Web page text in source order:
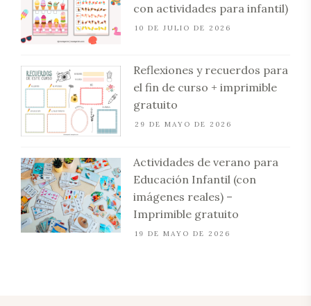
con actividades para infantil)
10 DE JULIO DE 2026
Reflexiones y recuerdos para
el fin de curso + imprimible
gratuito
29 DE MAYO DE 2026
Actividades de verano para
Educación Infantil (con
imágenes reales) –
Imprimible gratuito
19 DE MAYO DE 2026